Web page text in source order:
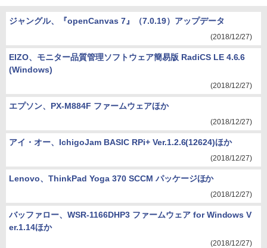
ジャングル、『openCanvas 7』（7.0.19）アップデータ
(2018/12/27)
EIZO、モニター品質管理ソフトウェア簡易版 RadiCS LE 4.6.6
(Windows)
(2018/12/27)
エプソン、PX-M884F ファームウェアほか
(2018/12/27)
アイ・オー、IchigoJam BASIC RPi+ Ver.1.2.6(12624)ほか
(2018/12/27)
Lenovo、ThinkPad Yoga 370 SCCM パッケージほか
(2018/12/27)
バッファロー、WSR-1166DHP3 ファームウェア for Windows V
er.1.14ほか
(2018/12/27)